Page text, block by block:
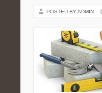
POSTED BY ADMIN